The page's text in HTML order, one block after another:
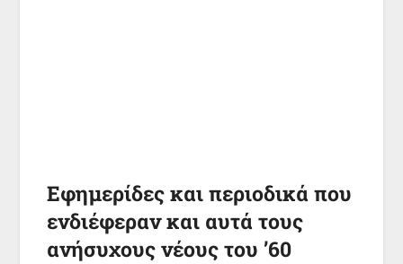
Εφημερίδες και περιοδικά που
ενδιέφεραν και αυτά τους
ανήσυχους νέους του ’60